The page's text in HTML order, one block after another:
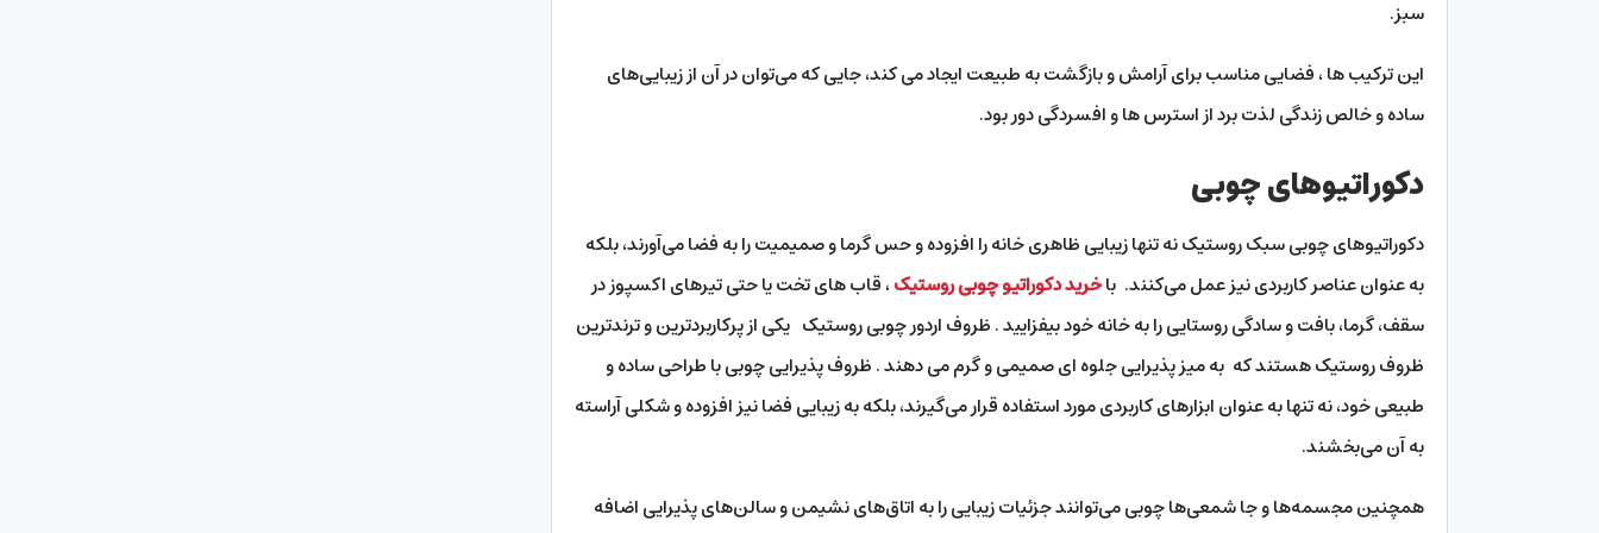
سبز.
این ترکیب ها ، فضایی مناسب برای آرامش و بازگشت به طبیعت ایجاد می کند، جایی که می‌توان در آن از زیبایی‌های
ساده و خالص زندگی لذت برد از استرس ها و افسردگی دور بود.
دکوراتیوهای چوبی
دکوراتیوهای چوبی سبک روستیک نه تنها زیبایی ظاهری خانه را افزوده و حس گرما و صمیمیت را به فضا می‌آورند، بلکه
به عنوان عناصر کاربردی نیز عمل می‌کنند. باخرید دکوراتیو چوبی روستیک، قاب های تخت یا حتی تیرهای اکسپوز در
سقف، گرما، بافت و سادگی روستایی را به خانه خود بیفزایید . ظروف اردور چوبی روستیک یکی از پرکاربردترین و ترندترین
ظروف روستیک هستند که به میز پذیرایی جلوه ای صمیمی و گرم می دهند . ظروف پذیرایی چوبی با طراحی ساده و
طبیعی خود، نه تنها به عنوان ابزارهای کاربردی مورد استفاده قرار می‌گیرند، بلکه به زیبایی فضا نیز افزوده و شکلی آراسته
به آن می‌بخشند.
همچنین مجسمه‌ها و جا شمعی‌ها چوبی می‌توانند جزئیات زیبایی را به اتاق‌های نشیمن و سالن‌های پذیرایی اضافه